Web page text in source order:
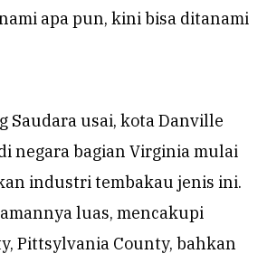
apa pun, kini bisa ditanami
Saudara usai, kota Danville
negara bagian Virginia mulai
industri tembakau jenis ini.
luas, mencakupi
Pittsylvania County, bahkan